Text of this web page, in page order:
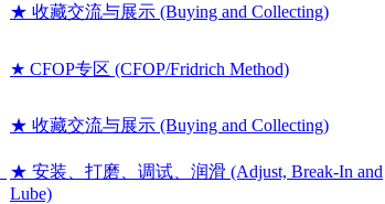
★ 收藏交流与展示 (Buying and Collecting)
★ CFOP专区 (CFOP/Fridrich Method)
★ 收藏交流与展示 (Buying and Collecting)
★ 安装、打磨、调试、润滑 (Adjust, Break-In and
Lube)